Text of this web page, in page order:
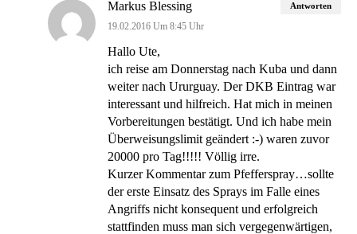
Markus Blessing
19.02.2016 Um 8:45 Uhr
Hallo Ute,
ich reise am Donnerstag nach Kuba und dann
weiter nach Ururguay. Der DKB Eintrag war
interessant und hilfreich. Hat mich in meinen
Vorbereitungen bestätigt. Und ich habe mein
Überweisungslimit geändert :-) waren zuvor
20000 pro Tag!!!!! Völlig irre.
Kurzer Kommentar zum Pfefferspray…sollte
der erste Einsatz des Sprays im Falle eines
Angriffs nicht konsequent und erfolgreich
stattfinden muss man sich vergegenwärtigen,
Antworten